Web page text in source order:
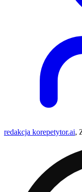
redakcja korepetytor.ai,